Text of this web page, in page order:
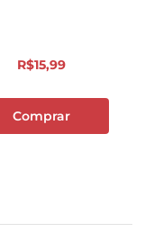
R$15,99
Comprar